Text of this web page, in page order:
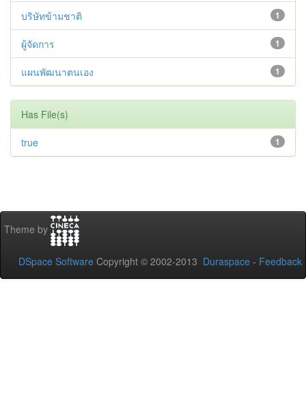
1
บริษัทข้ามชาติ
1
ผู้จัดการ
1
แผนพัฒนาตนเอง
Has File(s)
1
true
Theme by
DSpace Software Copyright © 2002-2013 Duraspace - Feedback